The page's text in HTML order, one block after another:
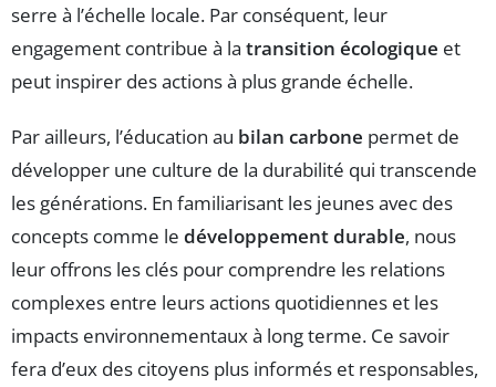
serre à l’échelle locale. Par conséquent, leur
engagement contribue à la transition écologique et
peut inspirer des actions à plus grande échelle.
Par ailleurs, l’éducation au bilan carbone permet de
développer une culture de la durabilité qui transcende
les générations. En familiarisant les jeunes avec des
concepts comme le développement durable, nous
leur offrons les clés pour comprendre les relations
complexes entre leurs actions quotidiennes et les
impacts environnementaux à long terme. Ce savoir
fera d’eux des citoyens plus informés et responsables,